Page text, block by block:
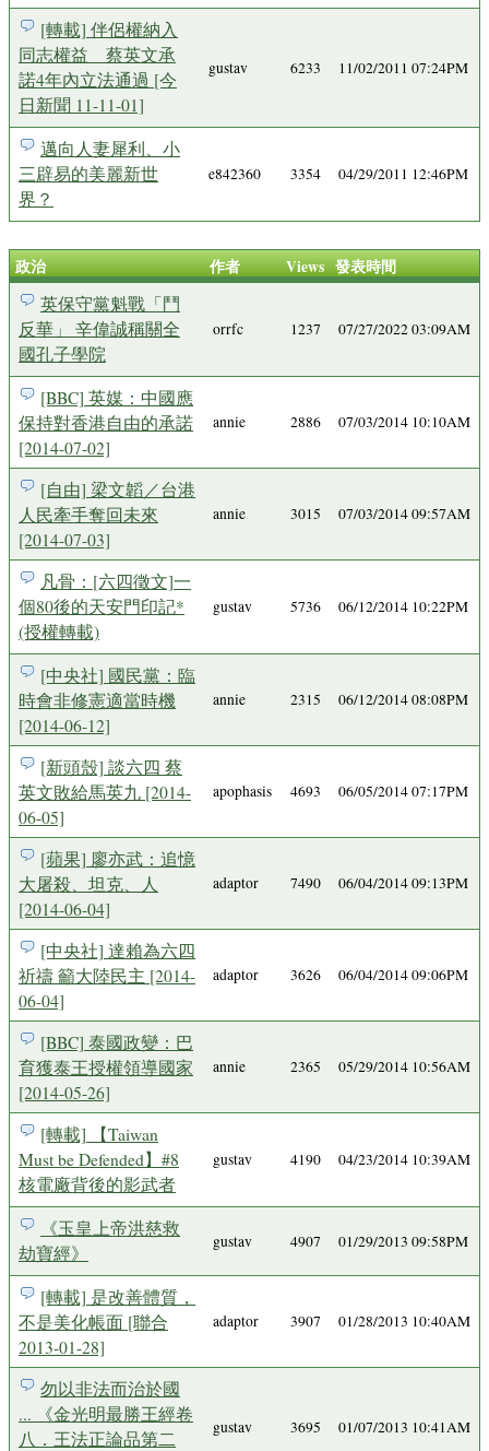
[轉載] 伴侶權納入
同志權益 蔡英文承
諾4年內立法通過 [今
日新聞 11-11-01]
gustav 6233 11/02/2011 07:24PM
邁向人妻犀利、小
三辟易的美麗新世
界？
e842360 3354 04/29/2011 12:46PM
政治 作者 Views 發表時間
英保守黨魁戰「鬥
反華」 辛偉誠稱關全
國孔子學院
orrfc 1237 07/27/2022 03:09AM
[BBC] 英媒：中國應
保持對香港自由的承諾
[2014-07-02]
annie 2886 07/03/2014 10:10AM
[自由] 梁文韜／台港
人民牽手奪回未來
[2014-07-03]
annie 3015 07/03/2014 09:57AM
凡骨：[六四徵文]一
個80後的天安門印記*
(授權轉載)
gustav 5736 06/12/2014 10:22PM
[中央社] 國民黨：臨
時會非修憲適當時機
[2014-06-12]
annie 2315 06/12/2014 08:08PM
[新頭殼] 談六四 蔡
英文敗給馬英九 [2014-
06-05]
apophasis 4693 06/05/2014 07:17PM
[蘋果] 廖亦武：追憶
大屠殺、坦克、人
[2014-06-04]
adaptor 7490 06/04/2014 09:13PM
[中央社] 達賴為六四
祈禱 籲大陸民主 [2014-
06-04]
adaptor 3626 06/04/2014 09:06PM
[BBC] 泰國政變：巴
育獲泰王授權領導國家
[2014-05-26]
annie 2365 05/29/2014 10:56AM
[轉載] 【Taiwan
Must be Defended】#8
核電廠背後的影武者
gustav 4190 04/23/2014 10:39AM
《玉皇上帝洪慈救
劫寶經》
gustav 4907 01/29/2013 09:58PM
[轉載] 是改善體質，
不是美化帳面 [聯合
2013-01-28]
adaptor 3907 01/28/2013 10:40AM
勿以非法而治於國
... 《金光明最勝王經卷
八．王法正論品第二
gustav 3695 01/07/2013 10:41AM